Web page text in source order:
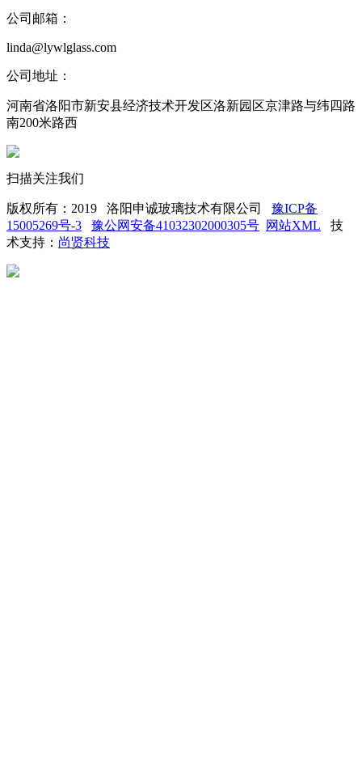
公司邮箱：
linda@lywlglass.com
公司地址：
河南省洛阳市新安县经济技术开发区洛新园区京津路与纬四路
南200米路西
扫描关注我们
版权所有：2019 洛阳申诚玻璃技术有限公司 豫ICP备
15005269号-3
豫公网安备41032302000305号 网站XML 技
术支持： 尚贤科技